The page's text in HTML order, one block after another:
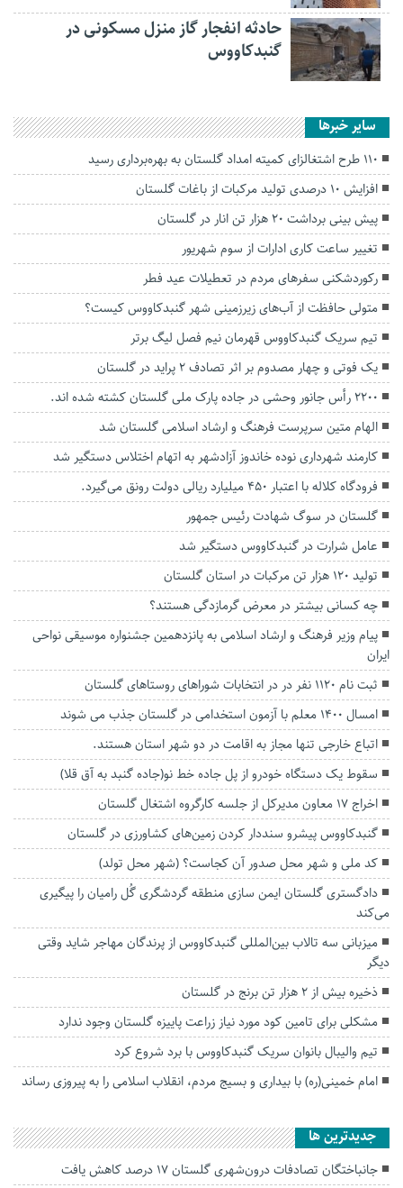
حادثه انفجار گاز منزل مسکونی در
گنبدکاووس
سایر خبرها
۱۱۰ طرح اشتغالزای کمیته امداد گلستان به بهره‌برداری رسید
افزایش ۱۰ درصدی تولید مرکبات از باغات گلستان
پیش بینی برداشت ۲۰ هزار تن انار در گلستان
تغییر ساعت کاری ادارات از سوم شهریور
رکوردشکنی سفرهای مردم در تعطیلات عید فطر
متولی حافظت از آب‌های زیرزمینی شهر گنبدکاووس کیست؟
تیم سریک گنبدکاووس قهرمان نیم فصل لیگ برتر
یک فوتی و چهار مصدوم بر اثر تصادف ۲ پراید در گلستان
۲۲۰۰ رأس جانور وحشی در جاده پارک ملی گلستان کشته شده اند.
الهام متین سرپرست فرهنگ و ارشاد اسلامی گلستان شد
کارمند شهرداری نوده خاندوز آزادشهر به اتهام اختلاس دستگیر شد
فرودگاه کلاله با اعتبار ۴۵۰ میلیارد ریالی دولت رونق می‌گیرد.
گلستان در سوگ شهادت رئیس جمهور
عامل شرارت در گنبدكاووس دستگیر شد
تولید ۱۲۰ هزار تن مرکبات در استان گلستان
چه کسانی بیشتر در معرض گرمازدگی هستند؟
پیام وزیر فرهنگ و ارشاد اسلامی به پانزدهمین جشنواره موسیقی نواحی
ایران
ثبت نام ۱۱۲۰ نفر در در انتخابات شورا‌های روستا‌های گلستان
امسال ۱۴۰۰ معلم با آزمون استخدامی در گلستان جذب می شوند
اتباع خارجی تنها مجاز به اقامت در دو شهر استان هستند.
سقوط یک دستگاه خودرو از پل جاده خط نو(جاده گنبد به آق قلا)
اخراج ۱۷ معاون مدیرکل از جلسه کارگروه اشتغال گلستان
گنبدکاووس پیشرو سنددار کردن زمین‌های کشاورزی در گلستان
کد ملی و شهر محل صدور آن کجاست؟ (شهر محل تولد)
دادگستری گلستان ایمن سازی منطقه گردشگری گُل رامیان را پیگیری
می‌کند
میزبانی سه تالاب‌ بین‌المللی گنبدکاووس از پرندگان مهاجر شاید وقتی
دیگر
ذخیره بیش از ۲ هزار تن برنج در گلستان
مشکلی برای تامین کود مورد نیاز زراعت پاییزه گلستان وجود ندارد
تیم والیبال بانوان سریک گنبدکاووس با برد شروع کرد
امام خمینی(ره) با بیداری و بسیج مردم، انقلاب اسلامی را به پیروزی رساند
جديدترين ها
جانباختگان تصادفات درون‌شهری گلستان ۱۷ درصد کاهش یافت